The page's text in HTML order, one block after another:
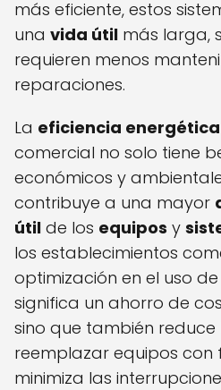
más eficiente, estos
una vida útil más larga,
requieren menos
reparaciones.
La eficiencia energética
comercial no solo tiene
económicos y
contribuye a una mayor
útil de los equipos y
los establecimientos
optimización en el uso
significa un ahorro de
sino que también
reemplazar equipos con
minimiza las